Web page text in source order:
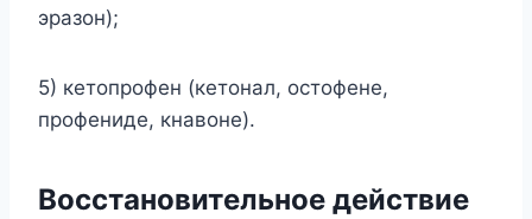
эразон);
5) кетопрофен (кетонал, остофене,
профениде, кнавоне).
Восстановительное действие